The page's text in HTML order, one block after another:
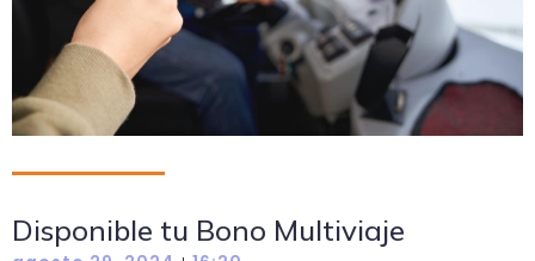
Disponible tu Bono Multiviaje